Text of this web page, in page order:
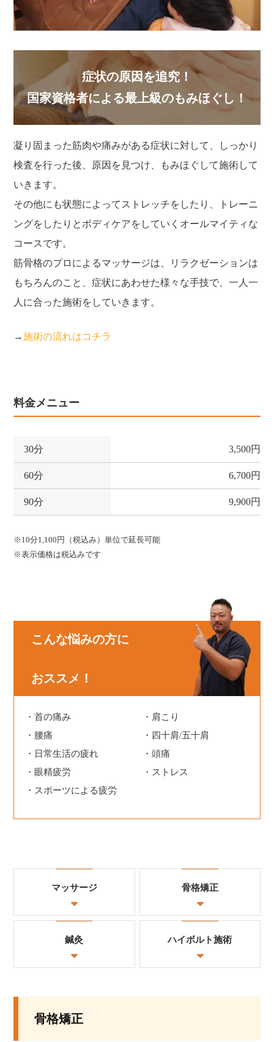
症状の原因を追究！
国家資格者による最上級のもみほぐし！
凝り固まった筋肉や痛みがある症状に対して、しっかり
検査を行った後、原因を見つけ、もみほぐして施術して
いきます。
その他にも状態によってストレッチをしたり、トレーニ
ングをしたりとボディケアをしていくオールマイティな
コースです。
筋骨格のプロによるマッサージは、リラクゼーションは
もちろんのこと、症状にあわせた様々な手技で、一人一
人に合った施術をしていきます。
→施術の流れはコチラ
料金メニュー
30分 3,500円
60分 6,700円
90分 9,900円
※10分1,100円（税込み）単位で延長可能
※表示価格は税込みです
こんな悩みの方に
おススメ！
首の痛み
肩こり
腰痛
四十肩/五十肩
日常生活の疲れ
頭痛
眼精疲労
ストレス
スポーツによる疲労
マッサージ 骨格矯正
鍼灸 ハイボルト施術
骨格矯正